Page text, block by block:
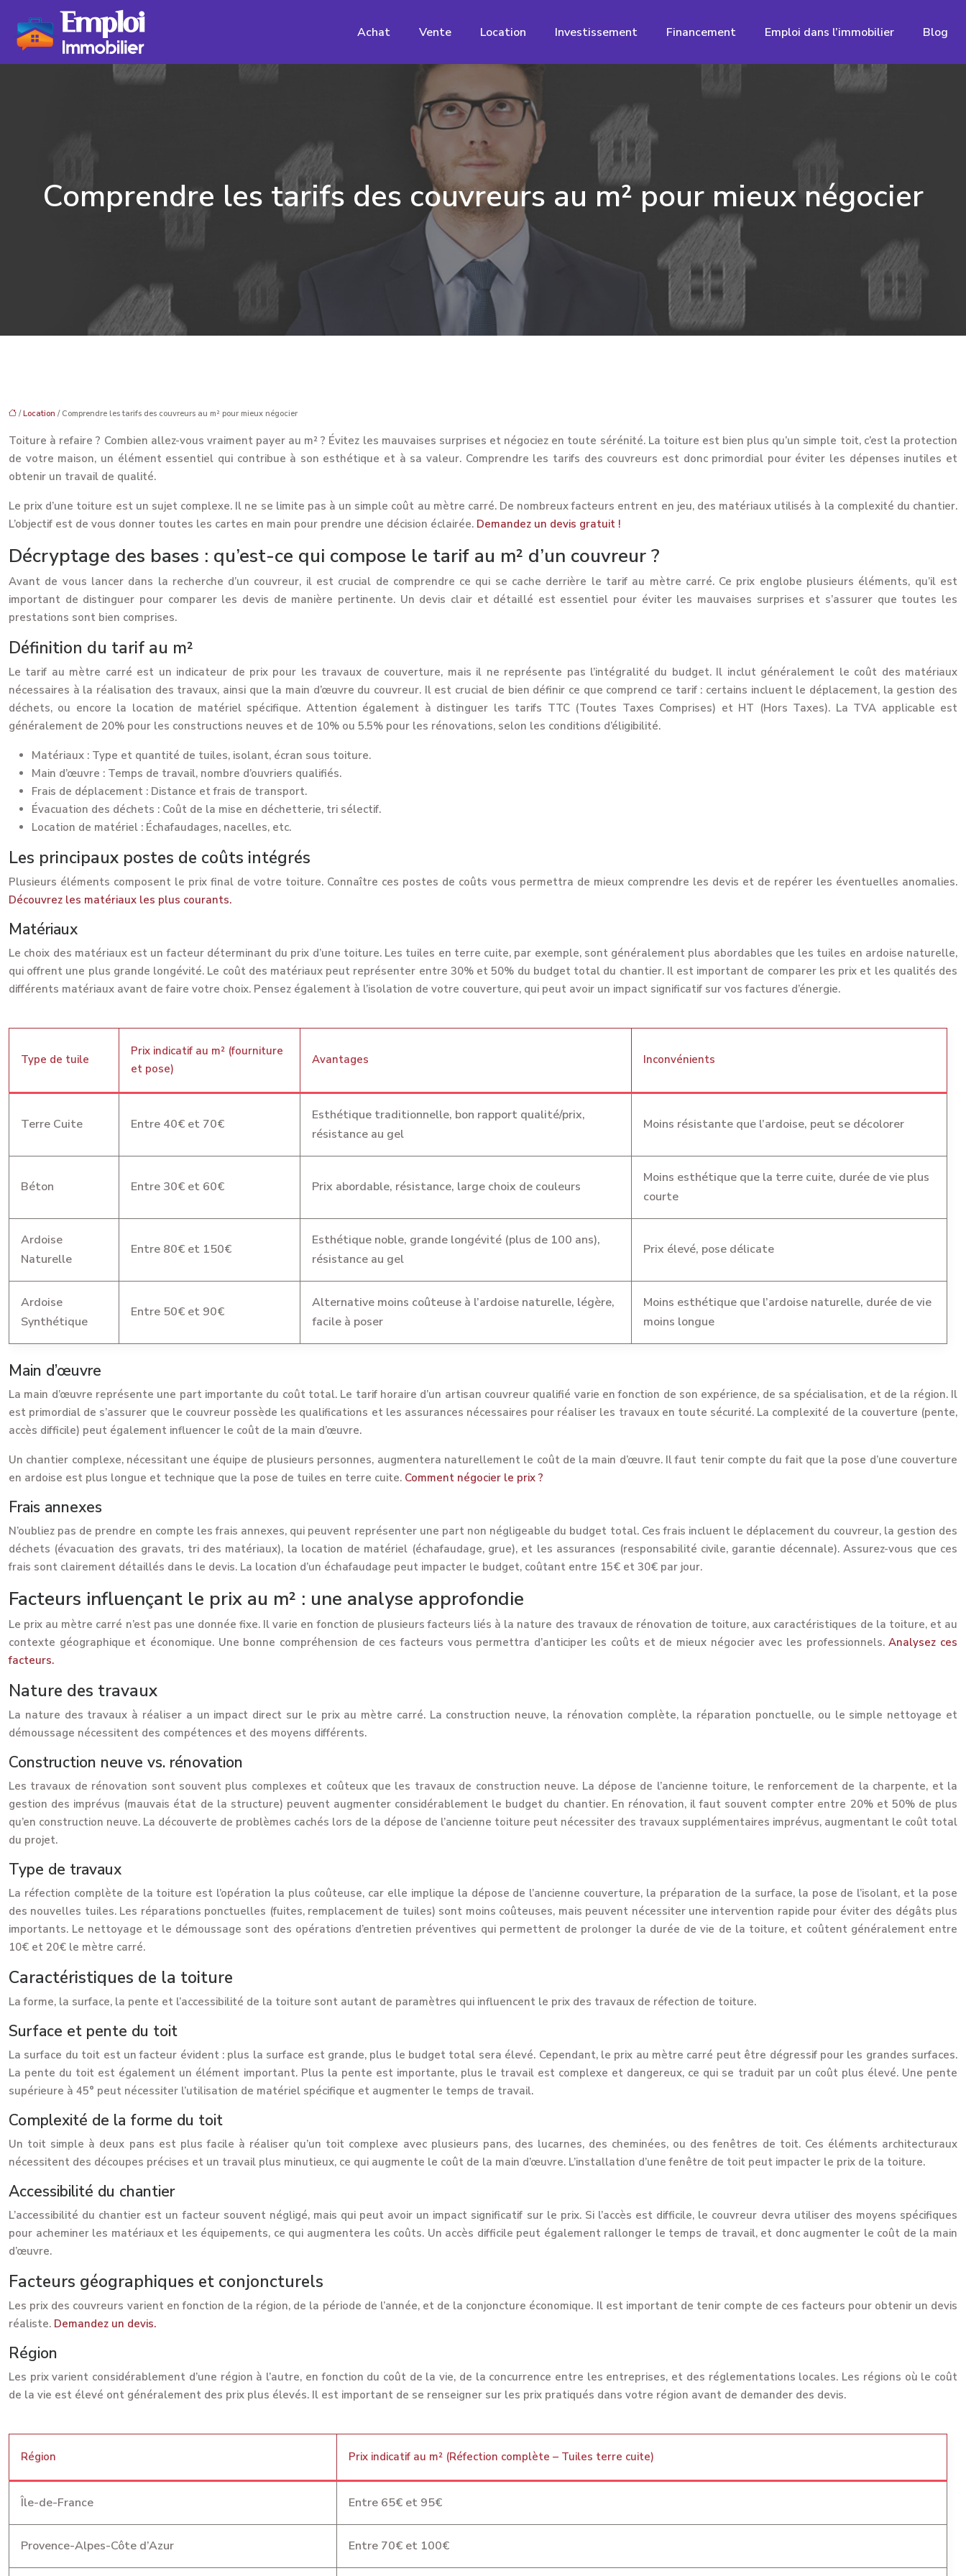
Achat Vente Location Investissement Financement Emploi dans l’immobilier Blog
Comprendre les tarifs des couvreurs au m² pour mieux négocier
/Location / Comprendre les tarifs des couvreurs au m² pour mieux négocier
Toiture à refaire ? Combien allez-vous vraiment payer au m² ? Évitez les mauvaises surprises et négociez en toute sérénité. La toiture est bien plus qu’un simple toit, c’est la protection
de votre maison, un élément essentiel qui contribue à son esthétique et à sa valeur. Comprendre les tarifs des couvreurs est donc primordial pour éviter les dépenses inutiles et
obtenir un travail de qualité.
Le prix d’une toiture est un sujet complexe. Il ne se limite pas à un simple coût au mètre carré. De nombreux facteurs entrent en jeu, des matériaux utilisés à la complexité du chantier.
L’objectif est de vous donner toutes les cartes en main pour prendre une décision éclairée. Demandez un devis gratuit !
Décryptage des bases : qu’est-ce qui compose le tarif au m² d’un couvreur ?
Avant de vous lancer dans la recherche d’un couvreur, il est crucial de comprendre ce qui se cache derrière le tarif au mètre carré. Ce prix englobe plusieurs éléments, qu’il est
important de distinguer pour comparer les devis de manière pertinente. Un devis clair et détaillé est essentiel pour éviter les mauvaises surprises et s’assurer que toutes les
prestations sont bien comprises.
Définition du tarif au m²
Le tarif au mètre carré est un indicateur de prix pour les travaux de couverture, mais il ne représente pas l’intégralité du budget. Il inclut généralement le coût des matériaux
nécessaires à la réalisation des travaux, ainsi que la main d’œuvre du couvreur. Il est crucial de bien définir ce que comprend ce tarif : certains incluent le déplacement, la gestion des
déchets, ou encore la location de matériel spécifique. Attention également à distinguer les tarifs TTC (Toutes Taxes Comprises) et HT (Hors Taxes). La TVA applicable est
généralement de 20% pour les constructions neuves et de 10% ou 5.5% pour les rénovations, selon les conditions d’éligibilité.
Matériaux : Type et quantité de tuiles, isolant, écran sous toiture.
Main d’œuvre : Temps de travail, nombre d’ouvriers qualifiés.
Frais de déplacement : Distance et frais de transport.
Évacuation des déchets : Coût de la mise en déchetterie, tri sélectif.
Location de matériel : Échafaudages, nacelles, etc.
Les principaux postes de coûts intégrés
Plusieurs éléments composent le prix final de votre toiture. Connaître ces postes de coûts vous permettra de mieux comprendre les devis et de repérer les éventuelles anomalies.
Découvrez les matériaux les plus courants.
Matériaux
Le choix des matériaux est un facteur déterminant du prix d’une toiture. Les tuiles en terre cuite, par exemple, sont généralement plus abordables que les tuiles en ardoise naturelle,
qui offrent une plus grande longévité. Le coût des matériaux peut représenter entre 30% et 50% du budget total du chantier. Il est important de comparer les prix et les qualités des
différents matériaux avant de faire votre choix. Pensez également à l’isolation de votre couverture, qui peut avoir un impact significatif sur vos factures d’énergie.
Type de tuile
Prix indicatif au m² (fourniture
et pose)
Avantages Inconvénients
Terre Cuite Entre 40€ et 70€
Esthétique traditionnelle, bon rapport qualité/prix,
résistance au gel
Moins résistante que l’ardoise, peut se décolorer
Béton Entre 30€ et 60€ Prix abordable, résistance, large choix de couleurs
Moins esthétique que la terre cuite, durée de vie plus
courte
Ardoise
Naturelle
Entre 80€ et 150€
Esthétique noble, grande longévité (plus de 100 ans),
résistance au gel
Prix élevé, pose délicate
Ardoise
Synthétique
Entre 50€ et 90€
Alternative moins coûteuse à l’ardoise naturelle, légère,
facile à poser
Moins esthétique que l’ardoise naturelle, durée de vie
moins longue
Main d’œuvre
La main d’œuvre représente une part importante du coût total. Le tarif horaire d’un artisan couvreur qualifié varie en fonction de son expérience, de sa spécialisation, et de la région. Il
est primordial de s’assurer que le couvreur possède les qualifications et les assurances nécessaires pour réaliser les travaux en toute sécurité. La complexité de la couverture (pente,
accès difficile) peut également influencer le coût de la main d’œuvre.
Un chantier complexe, nécessitant une équipe de plusieurs personnes, augmentera naturellement le coût de la main d’œuvre. Il faut tenir compte du fait que la pose d’une couverture
en ardoise est plus longue et technique que la pose de tuiles en terre cuite. Comment négocier le prix ?
Frais annexes
N’oubliez pas de prendre en compte les frais annexes, qui peuvent représenter une part non négligeable du budget total. Ces frais incluent le déplacement du couvreur, la gestion des
déchets (évacuation des gravats, tri des matériaux), la location de matériel (échafaudage, grue), et les assurances (responsabilité civile, garantie décennale). Assurez-vous que ces
frais sont clairement détaillés dans le devis. La location d’un échafaudage peut impacter le budget, coûtant entre 15€ et 30€ par jour.
Facteurs influençant le prix au m² : une analyse approfondie
Le prix au mètre carré n’est pas une donnée fixe. Il varie en fonction de plusieurs facteurs liés à la nature des travaux de rénovation de toiture, aux caractéristiques de la toiture, et au
contexte géographique et économique. Une bonne compréhension de ces facteurs vous permettra d’anticiper les coûts et de mieux négocier avec les professionnels.Analysez ces
facteurs.
Nature des travaux
La nature des travaux à réaliser a un impact direct sur le prix au mètre carré. La construction neuve, la rénovation complète, la réparation ponctuelle, ou le simple nettoyage et
démoussage nécessitent des compétences et des moyens différents.
Construction neuve vs. rénovation
Les travaux de rénovation sont souvent plus complexes et coûteux que les travaux de construction neuve. La dépose de l’ancienne toiture, le renforcement de la charpente, et la
gestion des imprévus (mauvais état de la structure) peuvent augmenter considérablement le budget du chantier. En rénovation, il faut souvent compter entre 20% et 50% de plus
qu’en construction neuve. La découverte de problèmes cachés lors de la dépose de l’ancienne toiture peut nécessiter des travaux supplémentaires imprévus, augmentant le coût total
du projet.
Type de travaux
La réfection complète de la toiture est l’opération la plus coûteuse, car elle implique la dépose de l’ancienne couverture, la préparation de la surface, la pose de l’isolant, et la pose
des nouvelles tuiles. Les réparations ponctuelles (fuites, remplacement de tuiles) sont moins coûteuses, mais peuvent nécessiter une intervention rapide pour éviter des dégâts plus
importants. Le nettoyage et le démoussage sont des opérations d’entretien préventives qui permettent de prolonger la durée de vie de la toiture, et coûtent généralement entre
10€ et 20€ le mètre carré.
Caractéristiques de la toiture
La forme, la surface, la pente et l’accessibilité de la toiture sont autant de paramètres qui influencent le prix des travaux de réfection de toiture.
Surface et pente du toit
La surface du toit est un facteur évident : plus la surface est grande, plus le budget total sera élevé. Cependant, le prix au mètre carré peut être dégressif pour les grandes surfaces.
La pente du toit est également un élément important. Plus la pente est importante, plus le travail est complexe et dangereux, ce qui se traduit par un coût plus élevé. Une pente
supérieure à 45° peut nécessiter l’utilisation de matériel spécifique et augmenter le temps de travail.
Complexité de la forme du toit
Un toit simple à deux pans est plus facile à réaliser qu’un toit complexe avec plusieurs pans, des lucarnes, des cheminées, ou des fenêtres de toit. Ces éléments architecturaux
nécessitent des découpes précises et un travail plus minutieux, ce qui augmente le coût de la main d’œuvre. L’installation d’une fenêtre de toit peut impacter le prix de la toiture.
Accessibilité du chantier
L’accessibilité du chantier est un facteur souvent négligé, mais qui peut avoir un impact significatif sur le prix. Si l’accès est difficile, le couvreur devra utiliser des moyens spécifiques
pour acheminer les matériaux et les équipements, ce qui augmentera les coûts. Un accès difficile peut également rallonger le temps de travail, et donc augmenter le coût de la main
d’œuvre.
Facteurs géographiques et conjoncturels
Les prix des couvreurs varient en fonction de la région, de la période de l’année, et de la conjoncture économique. Il est important de tenir compte de ces facteurs pour obtenir un devis
réaliste. Demandez un devis.
Région
Les prix varient considérablement d’une région à l’autre, en fonction du coût de la vie, de la concurrence entre les entreprises, et des réglementations locales. Les régions où le coût
de la vie est élevé ont généralement des prix plus élevés. Il est important de se renseigner sur les prix pratiqués dans votre région avant de demander des devis.
Région Prix indicatif au m² (Réfection complète – Tuiles terre cuite)
Île-de-France Entre 65€ et 95€
Provence-Alpes-Côte d’Azur Entre 70€ et 100€